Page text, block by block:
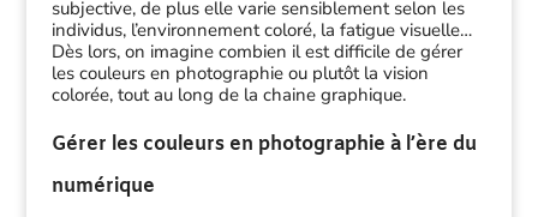
subjective, de plus elle varie sensiblement selon les
individus, l’environnement coloré, la fatigue visuelle…
Dès lors, on imagine combien il est difficile de gérer
les couleurs en photographie ou plutôt la vision
colorée, tout au long de la chaine graphique.
Gérer les couleurs en photographie à l’ère du
numérique